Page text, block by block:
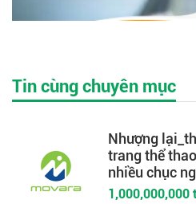
Tin cùng chuyên mục
Nhượng
trang thể
nhiều chục
1,000,000,000